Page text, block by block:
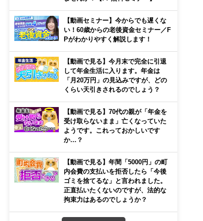
【動画セミナー】今からでも遅くな
い！60歳からの老後資金セミナー／F
Pがわかりやすく解説します！
【動画で見る】今月末で完全に引退
して年金生活に入ります。年金は
「月20万円」の見込みですが、どの
くらい天引きされるのでしょう？
【動画で見る】70代の親が「年金を
受け取らないまま」亡くなっていた
ようです。これっておかしいです
か…？
【動画で見る】年間「5000円」の町
内会費の支払いを拒否したら「今後
ゴミを捨てるな」と言われました。
正直払いたくないのですが、法的な
拘束力はあるのでしょうか？